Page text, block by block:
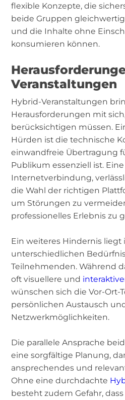
flexible Konzepte, die
beide Gruppen
und die Inhalte ohne
konsumieren können.
Veranstaltungen
Hybrid-Veranstaltungen
Herausforderungen mit
berücksichtigen müssen.
Hürden ist die technische
einwandfreie Übertragung
Publikum essenziell ist.
Internetverbindung,
die Wahl der richtigen
um Störungen zu
professionelles Erlebnis zu
Ein weiteres Hindernis liegt
unterschiedlichen
Teilnehmenden. Während
oft visuellere und
wünschen sich die Vor-
persönlichen Austausch
Netzwerkmöglichkeiten.
Die parallele Ansprache
eine sorgfältige Planung,
ansprechendes und
Ohne eine durchdachte
besteht zudem Gefahr,